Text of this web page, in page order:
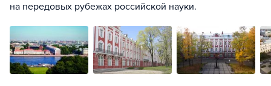
на передовых рубежах российской науки.